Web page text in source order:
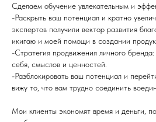
Сделаем обучение увлекательным и
-Раскрыть ваш потенциал и кратно
экспертов получили вектор развития
икигаю и моей помощи в создании
-Стратегия продвижения личного
себя, смыслов и ценностей.
-Разблокировать ваш потенциал и
вижу то, что вам трудно соединить
Мои клиенты экономят время и деньги,